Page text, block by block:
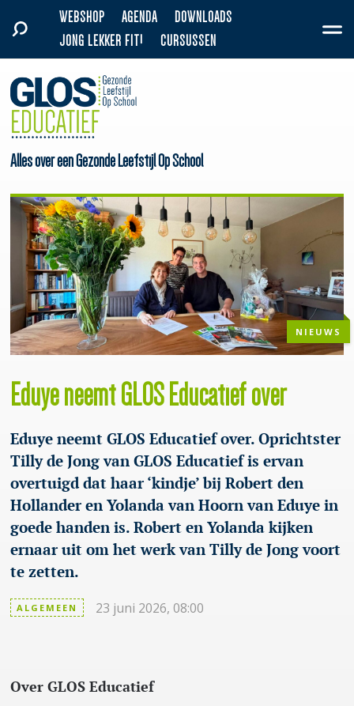
WEBSHOP AGENDA
DOWNLOADS
JONG LEKKER FIT!
CURSUSSEN
Alles over een Gezonde Leefstijl Op School
Eduye neemt GLOS Educatief over
ALGEMEEN 23 juni 2026, 08:00
NIEUWS
Eduye neemt GLOS Educatief over. Oprichtster
Tilly de Jong van GLOS Educatief is ervan
overtuigd dat haar ‘kindje’ bij Robert den
Hollander en Yolanda van Hoorn van Eduye in
goede handen is. Robert en Yolanda kijken
ernaar uit om het werk van Tilly de Jong voort
te zetten.
Over GLOS Educatief